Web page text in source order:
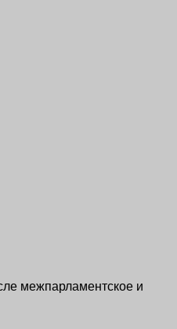
межпарламентское и